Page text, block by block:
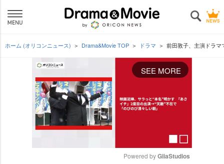
ホーム (オリコンニュース) Drama&Movie TOP ドラマ 前田敦子、主演ドラマ
SEE MORE
Powered by GliaStudios